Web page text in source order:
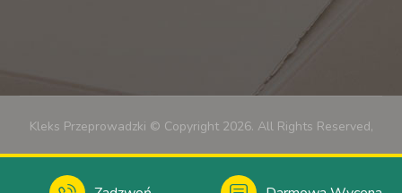
Kleks Przeprowadzki © Copyright 2026. All Rights Reserved,